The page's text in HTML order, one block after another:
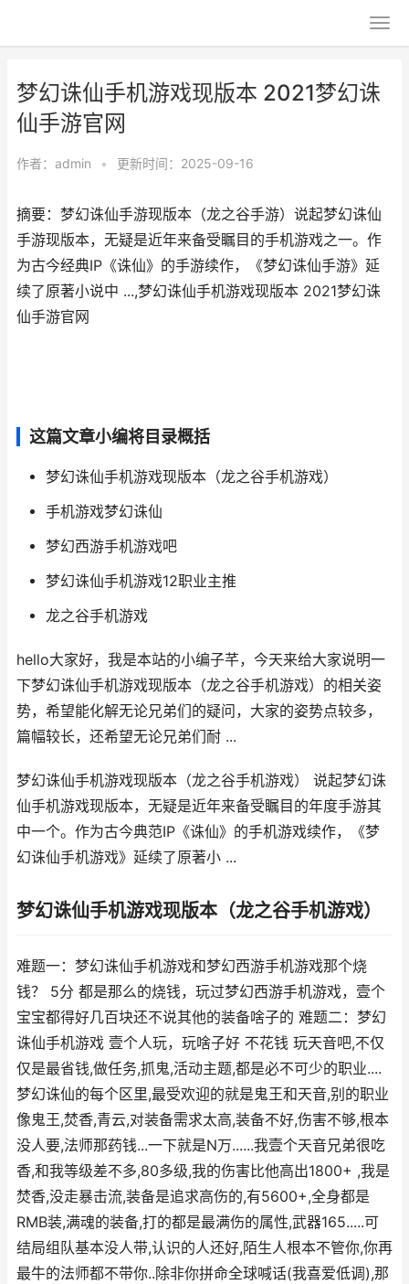
梦幻诛仙手机游戏现版本 2021梦幻诛
仙手游官网
作者： admin • 更新时间：2025-09-16
摘要：梦幻诛仙手游现版本（龙之谷手游）说起梦幻诛仙
手游现版本，无疑是近年来备受瞩目的手机游戏之一。作
为古今经典IP《诛仙》的手游续作，《梦幻诛仙手游》延
续了原著小说中 ...,梦幻诛仙手机游戏现版本 2021梦幻诛
仙手游官网
这篇文章小编将目录概括
梦幻诛仙手机游戏现版本（龙之谷手机游戏）
手机游戏梦幻诛仙
梦幻西游手机游戏吧
梦幻诛仙手机游戏12职业主推
龙之谷手机游戏
hello大家好，我是本站的小编子芊，今天来给大家说明一
下梦幻诛仙手机游戏现版本（龙之谷手机游戏）的相关姿
势，希望能化解无论兄弟们的疑问，大家的姿势点较多，
篇幅较长，还希望无论兄弟们耐 ...
梦幻诛仙手机游戏现版本（龙之谷手机游戏） 说起梦幻诛
仙手机游戏现版本，无疑是近年来备受瞩目的年度手游其
中一个。作为古今典范IP《诛仙》的手机游戏续作，《梦
幻诛仙手机游戏》延续了原著小 ...
梦幻诛仙手机游戏现版本（龙之谷手机游戏）
难题一：梦幻诛仙手机游戏和梦幻西游手机游戏那个烧
钱？ 5分 都是那么的烧钱，玩过梦幻西游手机游戏，壹个
宝宝都得好几百块还不说其他的装备啥子的 难题二：梦幻
诛仙手机游戏 壹个人玩，玩啥子好 不花钱 玩天音吧,不仅
仅是最省钱,做任务,抓鬼,活动主题,都是必不可少的职业....
梦幻诛仙的每个区里,最受欢迎的就是鬼王和天音,别的职业
像鬼王,焚香,青云,对装备需求太高,装备不好,伤害不够,根本
没人要,法师那药钱...一下就是N万......我壹个天音兄弟很吃
香,和我等级差不多,80多级,我的伤害比他高出1800+ ,我是
焚香,没走暴击流,装备是追求高伤的,有5600+,全身都是
RMB装,满魂的装备,打的都是最满伤的属性,武器165.....可
结局组队基本没人带,认识的人还好,陌生人根本不管你,你再
最牛的法师都不带你..除非你拼命全球喊话(我喜爱低调),那